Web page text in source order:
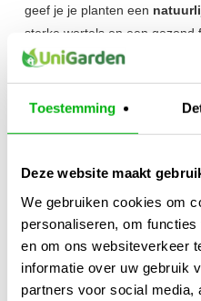
Toestemming
Deze website maakt
We gebruiken cookies om
personaliseren, om
en om ons websiteverkeer
informatie over uw gebruik
partners voor social media,
geef je je planten een
sterke wortels en een gezond
overvloedige bloei.
GrowvanAdvanced
category/vijverirrigatie/ph-ec-
Extra
Gewicht
1,50 kg